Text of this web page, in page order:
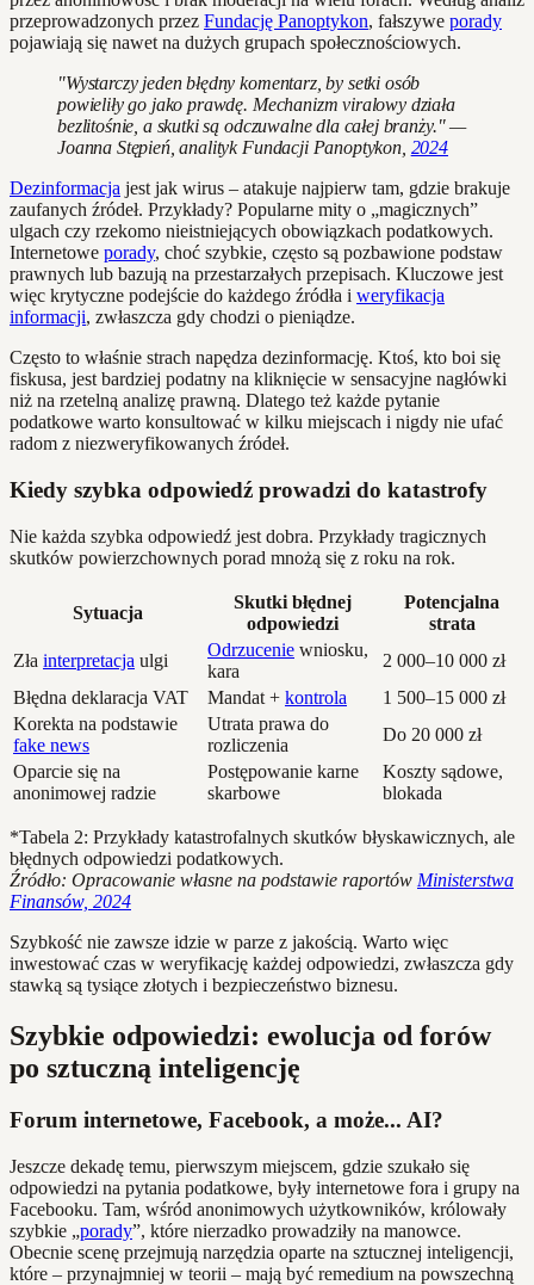
przeprowadzonych przez Fundację Panoptykon, fałszywe porady
pojawiają się nawet na dużych grupach społecznościowych.
"Wystarczy jeden błędny komentarz, by setki osób
powieliły go jako prawdę. Mechanizm viralowy działa
bezlitośnie, a skutki są odczuwalne dla całej branży." —
Joanna Stępień, analityk Fundacji Panoptykon, 2024
Dezinformacja jest jak wirus – atakuje najpierw tam, gdzie brakuje
zaufanych źródeł. Przykłady? Popularne mity o „magicznych”
ulgach czy rzekomo nieistniejących obowiązkach podatkowych.
Internetowe porady, choć szybkie, często są pozbawione podstaw
prawnych lub bazują na przestarzałych przepisach. Kluczowe jest
więc krytyczne podejście do każdego źródła i weryfikacja
informacji, zwłaszcza gdy chodzi o pieniądze.
Często to właśnie strach napędza dezinformację. Ktoś, kto boi się
fiskusa, jest bardziej podatny na kliknięcie w sensacyjne nagłówki
niż na rzetelną analizę prawną. Dlatego też każde pytanie
podatkowe warto konsultować w kilku miejscach i nigdy nie ufać
radom z niezweryfikowanych źródeł.
Kiedy szybka odpowiedź prowadzi do katastrofy
Nie każda szybka odpowiedź jest dobra. Przykłady tragicznych
skutków powierzchownych porad mnożą się z roku na rok.
Sytuacja
Skutki błędnej
odpowiedzi
Potencjalna
strata
Zła interpretacja ulgi
Odrzucenie wniosku,
kara
2 000–10 000 zł
Błędna deklaracja VAT
Mandat + kontrola
1 500–15 000 zł
Korekta na podstawie
fake news
Utrata prawa do
rozliczenia
Do 20 000 zł
Oparcie się na
anonimowej radzie
Postępowanie karne
skarbowe
Koszty sądowe,
blokada
*Tabela 2: Przykłady katastrofalnych skutków błyskawicznych, ale
błędnych odpowiedzi podatkowych.
Źródło: Opracowanie własne na podstawie raportów Ministerstwa
Finansów, 2024
Szybkość nie zawsze idzie w parze z jakością. Warto więc
inwestować czas w weryfikację każdej odpowiedzi, zwłaszcza gdy
stawką są tysiące złotych i bezpieczeństwo biznesu.
Szybkie odpowiedzi: ewolucja od forów
po sztuczną inteligencję
Forum internetowe, Facebook, a może... AI?
Jeszcze dekadę temu, pierwszym miejscem, gdzie szukało się
odpowiedzi na pytania podatkowe, były internetowe fora i grupy na
Facebooku. Tam, wśród anonimowych użytkowników, królowały
szybkie „porady”, które nierzadko prowadziły na manowce.
Obecnie scenę przejmują narzędzia oparte na sztucznej inteligencji,
które – przynajmniej w teorii – mają być remedium na powszechną